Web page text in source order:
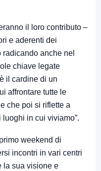
il loro contributo –
e aderenti dei
anche nel
chiave legate
il cardine di un
affrontare tutte le
che poi si riflette a
in cui viviamo”.
weekend di
incontri in vari centri
la sua visione e